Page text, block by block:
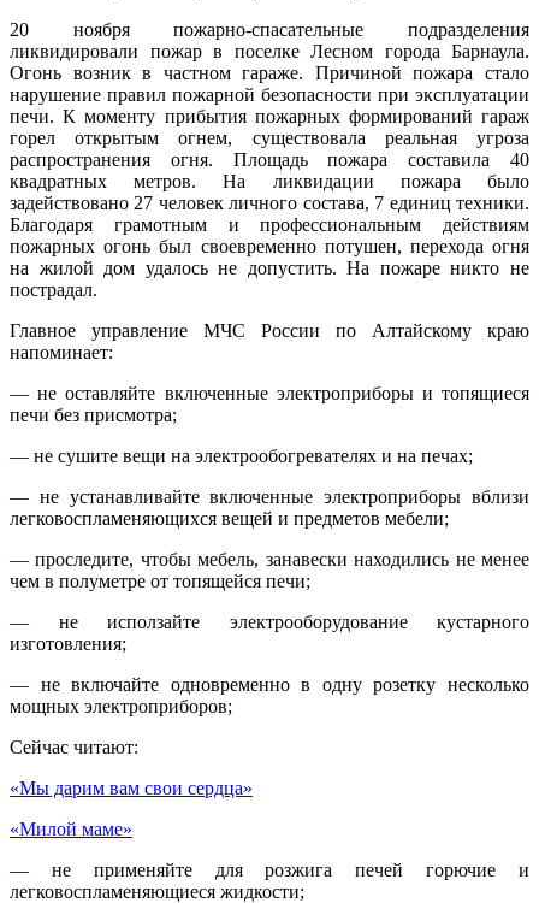
20 ноября пожарно-спасательные подразделения
ликвидировали пожар в поселке Лесном города Барнаула.
Огонь возник в частном гараже. Причиной пожара стало
нарушение правил пожарной безопасности при эксплуатации
печи. К моменту прибытия пожарных формирований гараж
горел открытым огнем, существовала реальная угроза
распространения огня. Площадь пожара составила 40
квадратных метров. На ликвидации пожара было
задействовано 27 человек личного состава, 7 единиц техники.
Благодаря грамотным и профессиональным действиям
пожарных огонь был своевременно потушен, перехода огня
на жилой дом удалось не допустить. На пожаре никто не
пострадал.
Главное управление МЧС России по Алтайскому краю
напоминает:
— не оставляйте включенные электроприборы и топящиеся
печи без присмотра;
— не сушите вещи на электрообогревателях и на печах;
— не устанавливайте включенные электроприборы вблизи
легковоспламеняющихся вещей и предметов мебели;
— проследите, чтобы мебель, занавески находились не менее
чем в полуметре от топящейся печи;
— не исползайте электрооборудование кустарного
изготовления;
— не включайте одновременно в одну розетку несколько
мощных электроприборов;
Сейчас читают:
«Мы дарим вам свои сердца»
«Милой маме»
— не применяйте для розжига печей горючие и
легковоспламеняющиеся жидкости;